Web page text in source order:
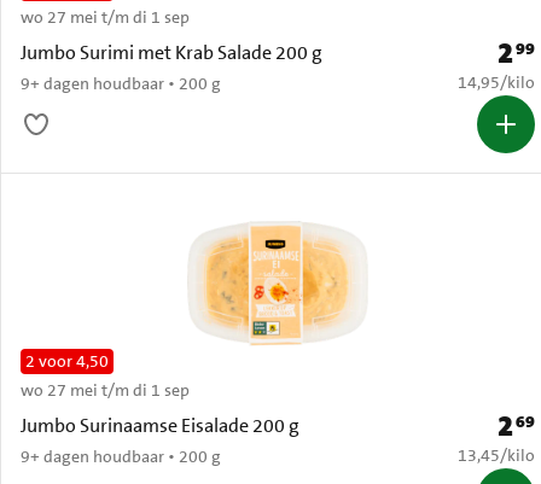
Jumbo Surimi met Krab Salade 200 g
9+ dagen houdbaar • 200 g
wo 27 mei t/m di 1 sep
299
€ 14,95
14,95/kilo
Jumbo Surinaamse Eisalade 200 g
9+ dagen houdbaar • 200 g
2 voor 4,50
wo 27 mei t/m di 1 sep
269
€ 13,45
13,45/kilo